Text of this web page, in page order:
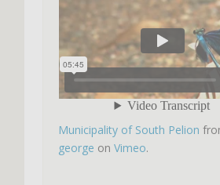
Municipality of South Pelion
george on Vimeo.